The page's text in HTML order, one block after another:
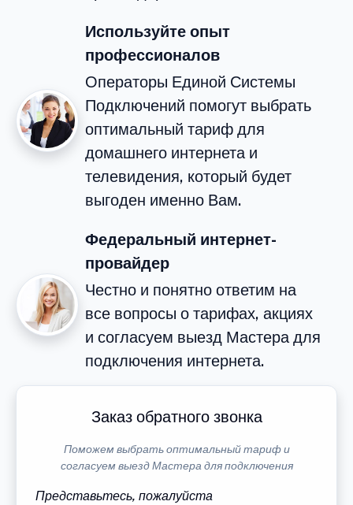
Используйте опыт
профессионалов
Операторы Единой Системы
Подключений помогут выбрать
оптимальный тариф для
домашнего интернета и
телевидения, который будет
выгоден именно Вам.
Федеральный интернет-
провайдер
Честно и понятно ответим на
все вопросы о тарифах, акциях
и согласуем выезд Мастера для
подключения интернета.
Заказ обратного звонка
Поможем выбрать оптимальный тариф и
согласуем выезд Мастера для подключения
Представьтесь, пожалуйста